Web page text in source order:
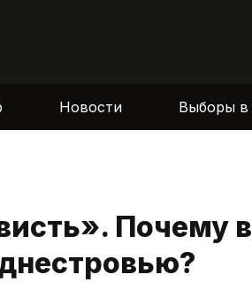
Новости Выборы
Почему